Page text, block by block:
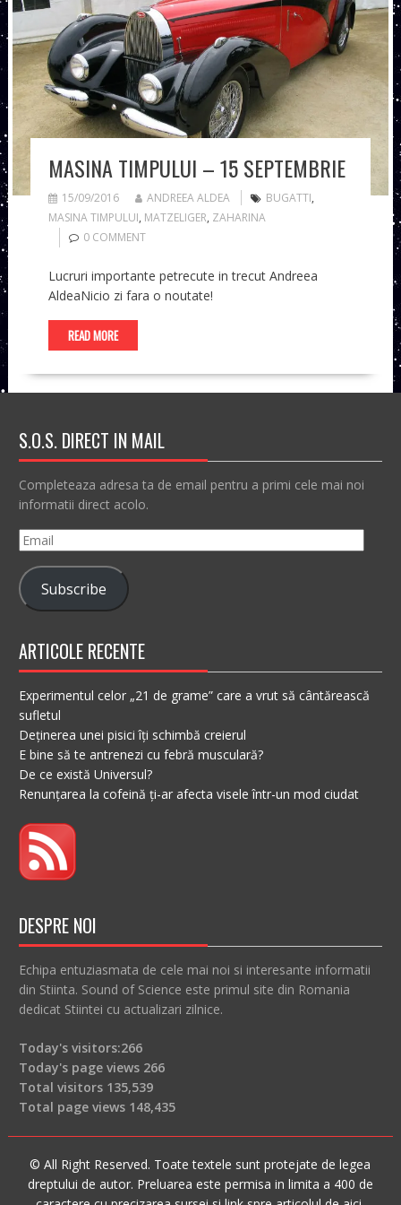
MASINA TIMPULUI – 15 SEPTEMBRIE
15/09/2016 ANDREEA ALDEA BUGATTI,
MASINA TIMPULUI, MATZELIGER, ZAHARINA
0 COMMENT
Lucruri importante petrecute in trecut Andreea
AldeaNicio zi fara o noutate!
READ MORE
S.O.S. DIRECT IN MAIL
Completeaza adresa ta de email pentru a primi cele mai noi
informatii direct acolo.
Email
Subscribe
ARTICOLE RECENTE
Experimentul celor „21 de grame” care a vrut să cântărească
sufletul
Deținerea unei pisici îți schimbă creierul
E bine să te antrenezi cu febră musculară?
De ce există Universul?
Renunțarea la cofeină ți-ar afecta visele într-un mod ciudat
DESPRE NOI
Echipa entuziasmata de cele mai noi si interesante informatii
din Stiinta. Sound of Science este primul site din Romania
dedicat Stiintei cu actualizari zilnice.
Today's visitors:266
Today's page views 266
Total visitors 135,539
Total page views 148,435
© All Right Reserved. Toate textele sunt protejate de legea
dreptului de autor. Preluarea este permisa in limita a 400 de